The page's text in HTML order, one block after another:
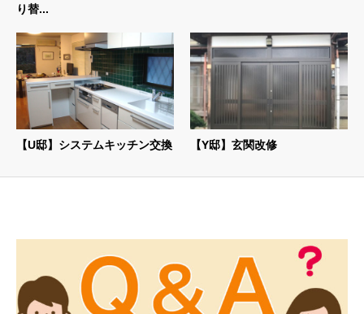
り替...
【U邸】システムキッチン交換 【Y邸】玄関改修